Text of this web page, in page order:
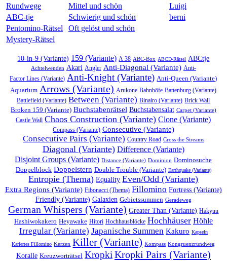
Rundwege
Mittel und schön
Luigi
ABC-tje
Schwierig und schön
berni
Pentomino-Rätsel
Oft gelöst und schön
Mystery-Rätsel
10-in-9 (Variante) 159 (Variante) A 38 ABC-Box ABCD-Rätsel ABCtje
Achtelwenden Akari Angler Anti-Diagonal (Variante) Anti-
Factor Lines (Variante) Anti-Knight (Variante) Anti-Queen (Variante)
Aquarium Arrows (Variante) Arukone Bahnhöfe Battenburg (Variante)
Battlefield (Variante) Between (Variante) Binairo (Variante) Brick Wall
Broken 159 (Variante) Buchstabenrätsel Buchstabensalat Carpet (Variante)
Castle Wall Chaos Construction (Variante) Clone (Variante)
Compass (Variante) Consecutive (Variante)
Consecutive Pairs (Variante) Country Road Cross the Streams
Diagonal (Variante) Difference (Variante)
Disjoint Groups (Variante) Distance (Variante) Dominion Dominosuche
Doppelblock Doppelstern Double Trouble (Variante) Earthquake (Variante)
Entropie (Thema) Equality Even/Odd (Variante)
Extra Regions (Variante) Fibonacci (Thema) Fillomino Fortress (Variante)
Friendly (Variante) Galaxien Gebietssummen Geradeweg
German Whispers (Variante) Greater Than (Variante) Hakyuu
Hashiwokakero Heyawake Hitori Hochhausblöcke Hochhäuser Höhle
Irregular (Variante) Japanische Summen Kakuro Kapseln
Kariertes Fillomino Kerzen Killer (Variante) Kompass Kongruenzrundweg
Koralle Kreuzworträtsel KropkiKropki Pairs (Variante)